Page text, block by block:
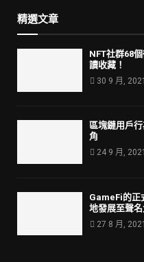
精選文章
NFT社群68
讀收藏！
30 9 月, 2021
區塊鏈用戶
角
24 9 月, 2021
GameFi的正
地發展至聲
27 8 月, 2021